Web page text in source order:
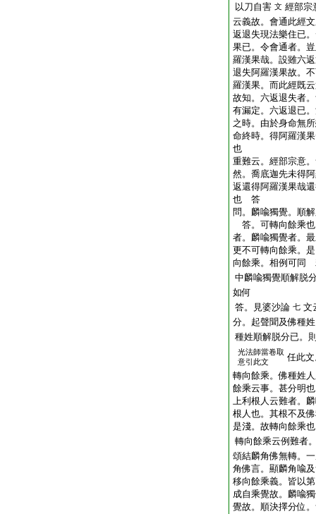
以刀自害 文 經部宗
云義故。會通此經
返退失現法樂住已
果已。令會通者。
羅漢果哉。設雖六
退失阿羅漢果故。
羅漢果。而此經既
故知。六返退失者
有漏定。六返退已
之時。由於身命無
命終時。得阿羅漢
也
重難云。經部宗意
然。喬底迦先未得
返還得阿羅漢果哉
也 答
問。麟喩獨覺。順
答。可轉向餘乘也
者。麟喩獨覺者。
更不可轉向餘乘。
向餘乘。相例可同
中麟喩獨覺順解脱
如何
答。見婆沙論 七 文
分。起聲聞及佛種
種姓順解脱分已。
光法師當卷取
意引此文
任此
轉向餘乘。佛種姓
餘乘云事。甚分明
上利根人云難者。
根人也。其根不及
是淺。故轉向餘乘
轉向餘乘云例難者
頌結麟角佛無轉。
角佛言。顯麟角喩
移向餘乘義。皆以
成自乘覺故。麟喩
覺故。順決擇分位